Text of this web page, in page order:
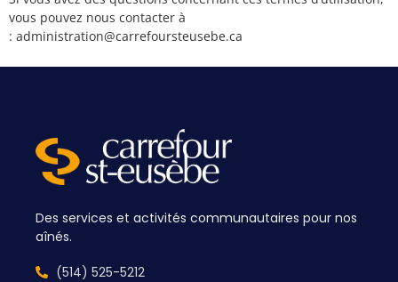
vous pouvez nous contacter à
: administration@carrefoursteusebe.ca
Des services et activités communautaires pour nos
aînés.
(514) 525-5212